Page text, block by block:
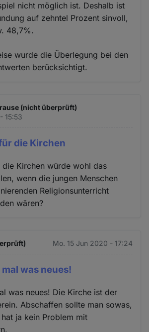
nicht möglich ist. Deshalb ist
auf zehntel Prozent sinvoll,
48,7%.
wurde die Überlegung bei den
berücksichtigt.
(nicht überprüft)
15:53
die Kirchen
Kirchen würde wohl das
wenn die jungen Menschen
Religionsunterricht
wären?
Mo. 15 Jun 2020 - 17:24
was neues!
was neues! Die Kirche ist der
Abschaffen sollte man sowas,
ja kein Problem mit